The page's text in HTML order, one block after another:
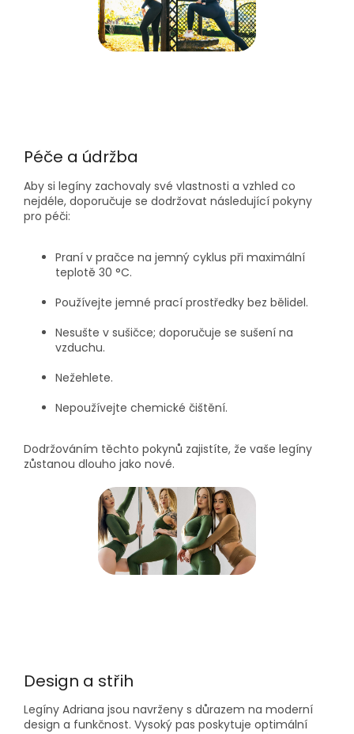
Péče a údržba
Aby si legíny zachovaly své vlastnosti a vzhled co
nejdéle, doporučuje se dodržovat následující pokyny
pro péči:
Praní v pračce na jemný cyklus při maximální
teplotě 30 °C.​
Používejte jemné prací prostředky bez bělidel.​
Nesušte v sušičce; doporučuje se sušení na
vzduchu.​
Nežehlete.​
Nepoužívejte chemické čištění.​
Dodržováním těchto pokynů zajistíte, že vaše legíny
zůstanou dlouho jako nové.
Design a střih
Legíny Adriana jsou navrženy s důrazem na moderní
design a funkčnost. Vysoký pas poskytuje optimální